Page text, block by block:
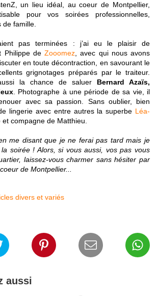
un lieu idéal, au coeur de Montpellier,
pour vos soirées professionnelles,
famille.
pas terminées : j’ai eu le plaisir de
Philippe deZooomez , avec qui nous avons
en toute décontraction, en savourant le
grignotages préparés par le traiteur.
la chance de saluer Bernard Azaïs,
. Photographe à une période de sa vie, il
avec sa passion. Sans oublier, bien
lingerie avec entre autres la superbe Léa-
et compagne de Matthieu.
me disant que je ne ferai pas tard mais je
la soirée ! Alors, si vous aussi, vos pas vous
laissez-vous charmer sans hésiter par
de Montpellier...
divers et variés
aussi